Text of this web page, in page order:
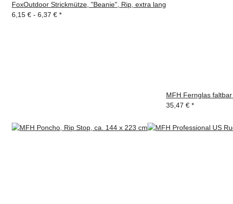
FoxOutdoor Strickmütze, "Beanie", Rip, extra lang
6,15 € - 6,37 € *
MFH Fernglas
35,47 € *